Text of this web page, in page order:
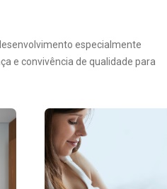
especialmente
e convivência de qualidade para